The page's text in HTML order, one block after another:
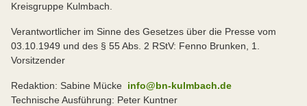
Kreisgruppe Kulmbach.
Verantwortlicher im Sinne des Gesetzes über die Presse vom
03.10.1949 und des § 55 Abs. 2 RStV: Fenno Brunken, 1.
Vorsitzender
Redaktion: Sabine Mücke info@bn-kulmbach.de
Technische Ausführung: Peter Kuntner